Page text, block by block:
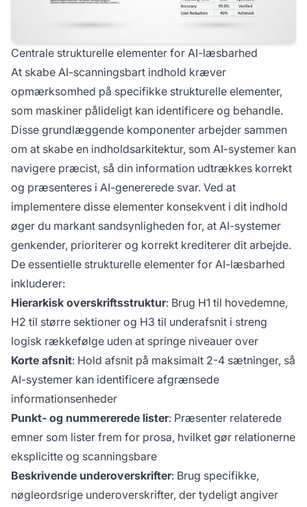
Centrale strukturelle elementer for AI-læsbarhed
At skabe AI-scanningsbart indhold kræver
opmærksomhed på specifikke strukturelle elementer,
som maskiner pålideligt kan identificere og behandle.
Disse grundlæggende komponenter arbejder sammen
om at skabe en indholdsarkitektur, som AI-systemer kan
navigere præcist, så din information udtrækkes korrekt
og præsenteres i AI-genererede svar. Ved at
implementere disse elementer konsekvent i dit indhold
øger du markant sandsynligheden for, at AI-systemer
genkender, prioriterer og korrekt krediterer dit arbejde.
De essentielle strukturelle elementer for AI-læsbarhed
inkluderer:
Hierarkisk overskriftsstruktur: Brug H1 til hovedemne,
H2 til større sektioner og H3 til underafsnit i streng
logisk rækkefølge uden at springe niveauer over
Korte afsnit: Hold afsnit på maksimalt 2-4 sætninger, så
AI-systemer kan identificere afgrænsede
informationsenheder
Punkt- og nummererede lister: Præsenter relaterede
emner som lister frem for prosa, hvilket gør relationerne
eksplicitte og scanningsbare
Beskrivende underoverskrifter: Brug specifikke,
nøgleordsrige underoverskrifter, der tydeligt angiver